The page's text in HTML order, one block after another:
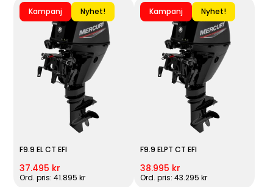
Kampanj Nyhet!
F9.9 EL CT EFI
37.495 kr
Ord. pris: 41.895 kr
Kampanj Nyhet!
F9.9 ELPT CT EFI
38.995 kr
Ord. pris: 43.295 kr